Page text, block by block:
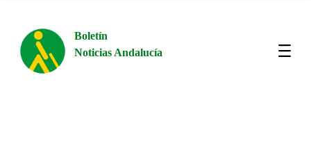
Boletín
Noticias Andalucía